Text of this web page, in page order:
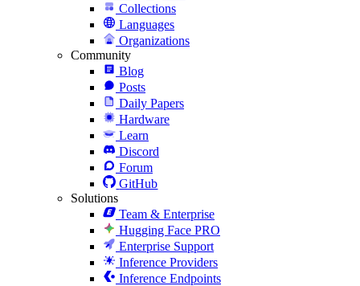
Collections
Languages
Organizations
Community
Blog
Posts
Daily Papers
Hardware
Learn
Discord
Forum
GitHub
Solutions
Team & Enterprise
Hugging Face PRO
Enterprise Support
Inference Providers
Inference Endpoints